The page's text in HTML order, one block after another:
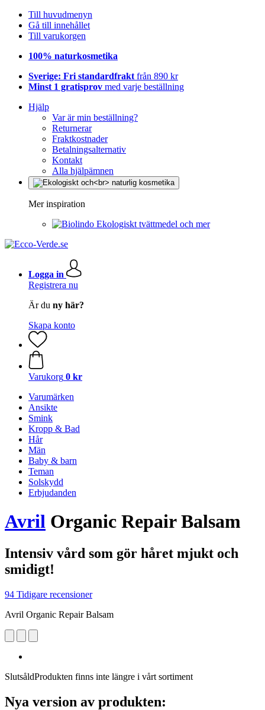
Till huvudmenyn
Gå till innehållet
Till varukorgen
100% naturkosmetika
Sverige: Fri standardfrakt från 890 kr
Minst 1 gratisprov med varje beställning
Hjälp
Var är min beställning?
Returnerar
Fraktkostnader
Betalningsalternativ
Kontakt
Alla hjälpämnen
Mer inspiration
Ekologiskt tvättmedel och mer
Logga in
Registrera nu
Är du ny här?
Skapa konto
Varukorg 0 kr
Varumärken
Ansikte
Smink
Kropp & Bad
Hår
Män
Baby & barn
Teman
Solskydd
Erbjudanden
Avril Organic Repair Balsam
Intensiv vård som gör håret mjukt och
smidigt!
94 Tidigare recensioner
Avril Organic Repair Balsam
SlutsåldProdukten finns inte längre i vårt sortiment
Nya version av produkten: